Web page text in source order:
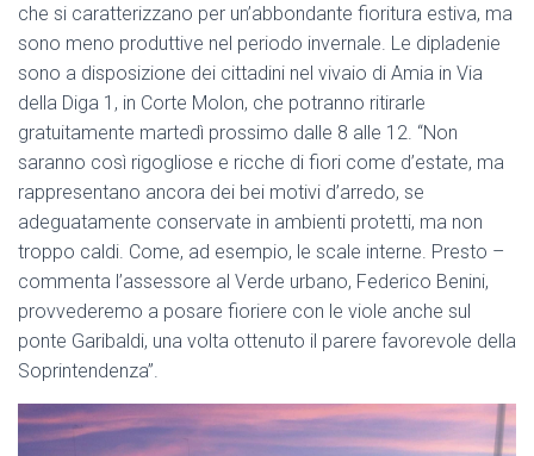
che si caratterizzano per un’abbondante fioritura estiva, ma
sono meno produttive nel periodo invernale. Le dipladenie
sono a disposizione dei cittadini nel vivaio di Amia in Via
della Diga 1, in Corte Molon, che potranno ritirarle
gratuitamente martedì prossimo dalle 8 alle 12. “Non
saranno così rigogliose e ricche di fiori come d’estate, ma
rappresentano ancora dei bei motivi d’arredo, se
adeguatamente conservate in ambienti protetti, ma non
troppo caldi. Come, ad esempio, le scale interne. Presto –
commenta l’assessore al Verde urbano, Federico Benini,
provvederemo a posare fioriere con le viole anche sul
ponte Garibaldi, una volta ottenuto il parere favorevole della
Soprintendenza”.